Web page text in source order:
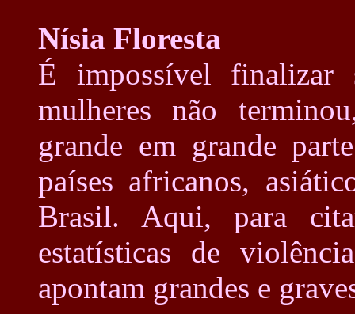
Nísia Floresta
É impossível finalizar
mulheres não
grande em grande
países africanos,
Brasil. Aqui, para
estatísticas de
apontam grandes e